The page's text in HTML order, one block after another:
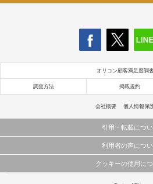
オリコン顧客満足度調
調査方法 掲載規約
会社概要 個人情報保
引用・転載につ
当サイトで公開されている情報（文字、写真、イラス
これらの情報を権利者の許可なく無断転載・複製など
利用者の声につ
当サイトに掲載している内容はすべてサービスの利用
クッキーの使用に